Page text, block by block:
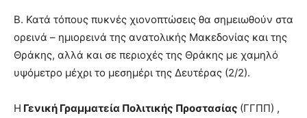
Β. Κατά τόπους πυκνές χιονοπτώσεις θα σημειωθούν στα
ορεινά – ημιορεινά της ανατολικής Μακεδονίας και της
Θράκης, αλλά και σε περιοχές της Θράκης με χαμηλό
υψόμετρο μέχρι το μεσημέρι της Δευτέρας (2/2).
Η Γενική Γραμματεία Πολιτικής Προστασίας (ΓΓΠΠ) ,